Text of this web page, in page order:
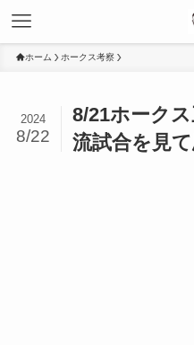
ホーム ホークス考察
8/21ホーク
流試合を見
2024
8/22